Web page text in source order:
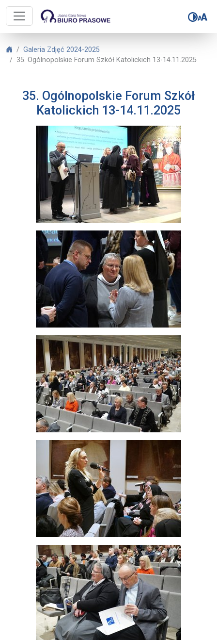
Biuro Prasowe Jasnej Góry – 35.
Biuro Prasowe Jasnej Góry
Galeria Zdjęć 2024-2025
35. Ogólnopolskie Forum Szkół Katolickich 13-14.11.2025
35. Ogólnopolskie Forum Szkół
Katolickich 13-14.11.2025